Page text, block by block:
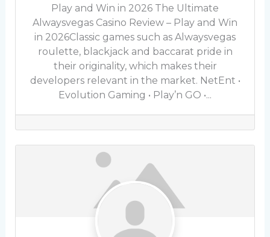
Play and Win in 2026 The Ultimate
Alwaysvegas Casino Review – Play and Win
in 2026Classic games such as Alwaysvegas
roulette, blackjack and baccarat pride in
their originality, which makes their
developers relevant in the market. NetEnt •
Evolution Gaming • Play’n GO •...